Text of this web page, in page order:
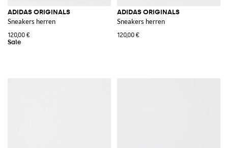
ADIDAS ORIGINALS
Sneakers herren
120,00 €
ADIDAS ORIGINALS
Sneakers herren
120,00 €